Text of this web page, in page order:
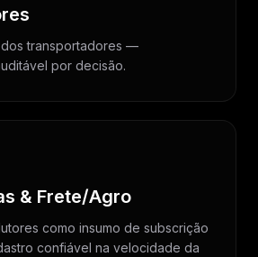
transportadores —
por decisão.
& Frete/Agro
como insumo de subscrição
confiável na velocidade da